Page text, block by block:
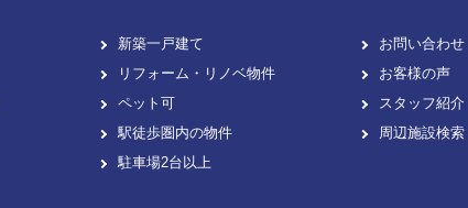
新築一戸建て
リフォーム・リノベ物件
ペット可
駅徒歩圏内の物件
駐車場2台以上
お問い合わせ
お客様の声
スタッフ紹介
周辺施設検索